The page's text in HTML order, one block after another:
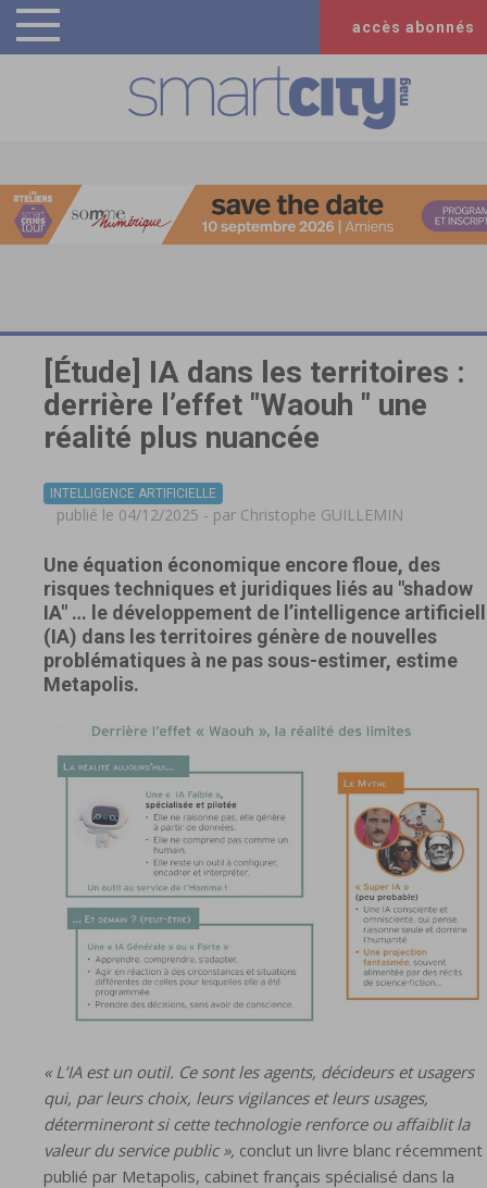
accès abonnés
[Étude] IA dans les territoires :
derrière l’effet "Waouh " une
réalité plus nuancée
INTELLIGENCE ARTIFICIELLE
publié le 04/12/2025 - par Christophe GUILLEMIN
Une équation économique encore floue, des
risques techniques et juridiques liés au "shadow
IA" … le développement de l’intelligence
(IA) dans les territoires génère de nouvelles
problématiques à ne pas sous-estimer, estime
Metapolis.
« L’IA est un outil. Ce sont les agents, décideurs et usagers
qui, par leurs choix, leurs vigilances et leurs usages,
détermineront si cette technologie renforce ou affaiblit la
valeur du service public », conclut un livre blanc récemment
publié par Metapolis, cabinet français spécialisé dans la